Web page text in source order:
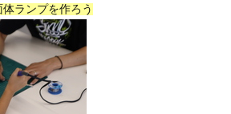
ランプを作ろう